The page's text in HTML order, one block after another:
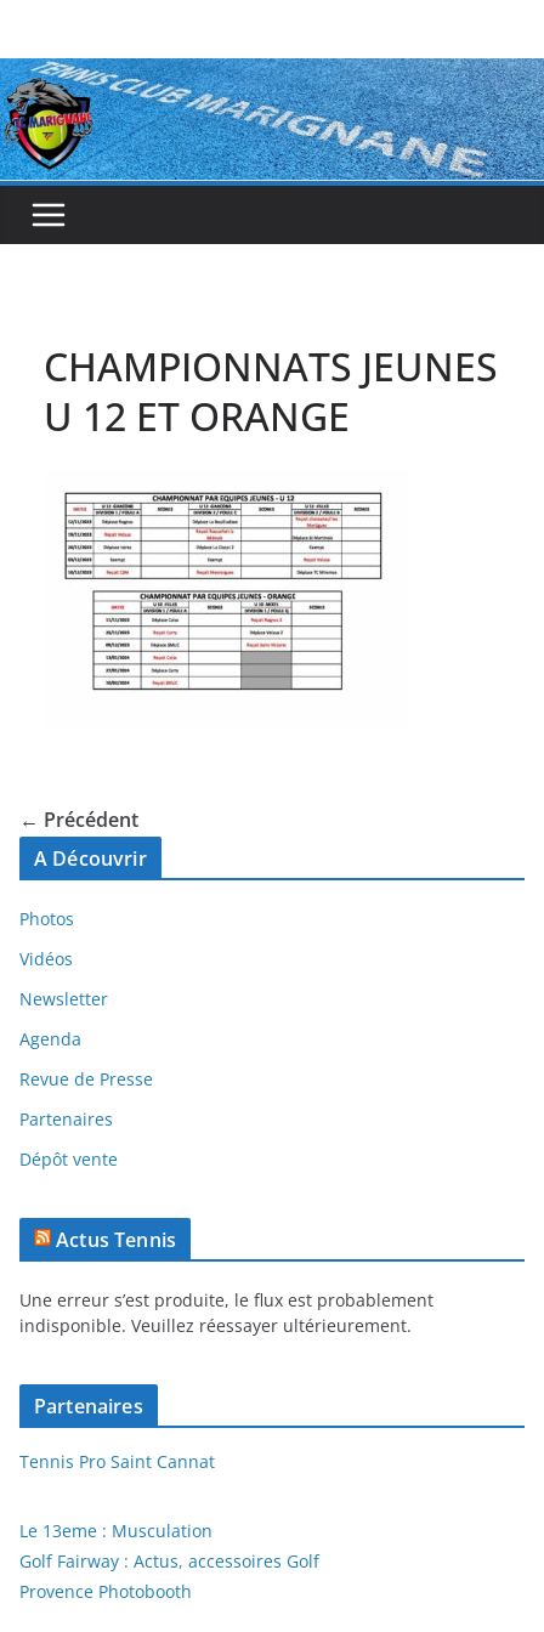
contenu
CHAMPIONNATS JEUNES
U 12 ET ORANGE
← Précédent
A Découvrir
Photos
Vidéos
Newsletter
Agenda
Revue de Presse
Partenaires
Dépôt vente
Actus Tennis
Une erreur s’est produite, le flux est probablement
indisponible. Veuillez réessayer ultérieurement.
Partenaires
Tennis Pro Saint Cannat
Le 13eme : Musculation
Golf Fairway : Actus, accessoires Golf
Provence Photobooth